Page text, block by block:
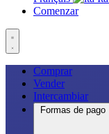
Comenzar
Comprar
Vender
Intercambiar
Formas de pago